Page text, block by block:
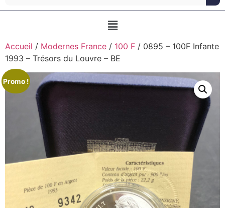
Accueil / Modernes France / 100 F / 0895 – 100F Infante
1993 – Trésors du Louvre – BE
Promo !